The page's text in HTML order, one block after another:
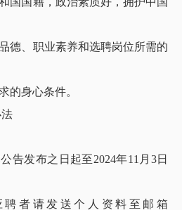
德、职业素养和选聘岗位所需的
的身心条件。
告发布之日起至2024年11月3日
聘者请发送个人资料至邮箱